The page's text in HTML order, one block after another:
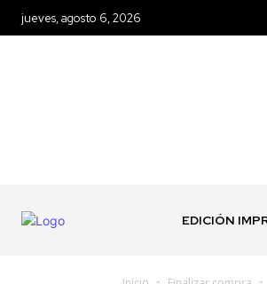
jueves, agosto 6, 2026
EDICIÓN